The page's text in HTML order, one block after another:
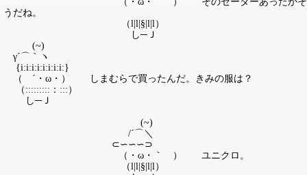
うだね。
（l|l|§|l|l）
し─Ｊ
(~)
γ´⌒｀ヽ
{i:i:i:i:i:i:i:i:}
（ ´・ω・） しまむらで買ったんだ。きみの服は？
（:::::::::：:::）
し─Ｊ
(~)
/´⌒＼
⊂∽∽∽⊃
（・ω・｀ ） ユニクロ。
（l|l|§|l|l）